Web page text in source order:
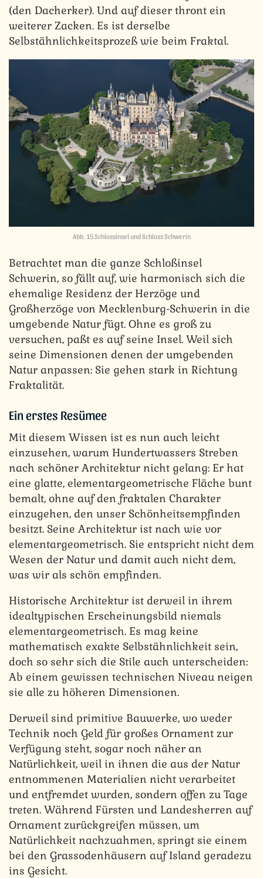
(den Dacherker). Und auf dieser thront ein
weiterer Zacken. Es ist derselbe
Selbstähnlichkeitsprozeß wie beim Fraktal.
Abb. 15 Schlossinsel und Schloss Schwerin
Betrachtet man die ganze Schloßinsel
Schwerin, so fällt auf, wie harmonisch sich die
ehemalige Residenz der Herzöge und
Großherzöge von Mecklenburg-Schwerin in die
umgebende Natur fügt. Ohne es groß zu
versuchen, paßt es auf seine Insel. Weil sich
seine Dimensionen denen der umgebenden
Natur anpassen: Sie gehen stark in Richtung
Fraktalität.
Ein erstes Resümee
Mit diesem Wissen ist es nun auch leicht
einzusehen, warum Hundertwassers Streben
nach schöner Architektur nicht gelang: Er hat
eine glatte, elementargeometrische Fläche bunt
bemalt, ohne auf den fraktalen Charakter
einzugehen, den unser Schönheitsempfinden
besitzt. Seine Architektur ist nach wie vor
elementargeometrisch. Sie entspricht nicht dem
Wesen der Natur und damit auch nicht dem,
was wir als schön empfinden.
Historische Architektur ist derweil in ihrem
idealtypischen Erscheinungsbild niemals
elementargeometrisch. Es mag keine
mathematisch exakte Selbstähnlichkeit sein,
doch so sehr sich die Stile auch unterscheiden:
Ab einem gewissen technischen Niveau neigen
sie alle zu höheren Dimensionen.
Derweil sind primitive Bauwerke, wo weder
Technik noch Geld für großes Ornament zur
Verfügung steht, sogar noch näher an
Natürlichkeit, weil in ihnen die aus der Natur
entnommenen Materialien nicht verarbeitet
und entfremdet wurden, sondern offen zu Tage
treten. Während Fürsten und Landesherren auf
Ornament zurückgreifen müssen, um
Natürlichkeit nachzuahmen, springt sie einem
bei den Grassodenhäusern auf Island geradezu
ins Gesicht.